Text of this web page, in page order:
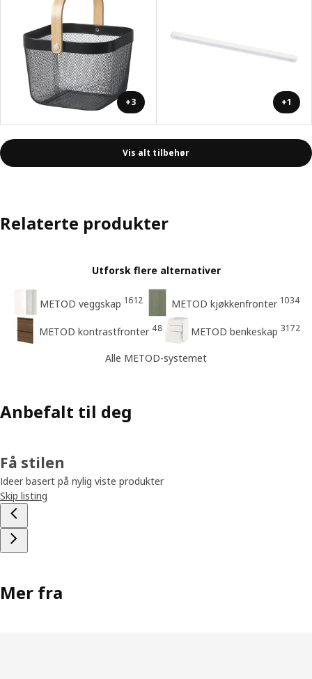
+3 +1
Vis alt tilbehør
Relaterte produkter
Utforsk flere alternativer
METOD veggskap 1612 METOD kjøkkenfronter 1034
METOD kontrastfronter 48 METOD benkeskap 3172
Alle METOD-systemet
Anbefalt til deg
Få stilen
Ideer basert på nylig viste produkter
Skip listing
Mer fra